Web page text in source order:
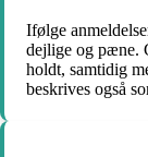
Ifølge
dejlige og pæne.
holdt, samtidig
beskrives også